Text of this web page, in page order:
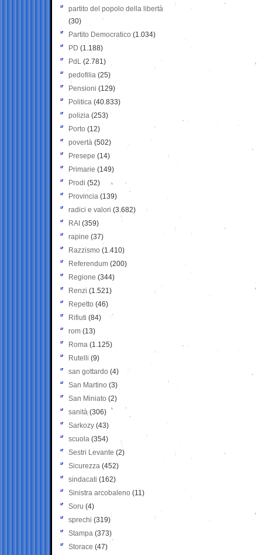
partito del popolo della libertà
(30)
Partito Democratico (1.034)
PD (1.188)
PdL (2.781)
pedofilia (25)
Pensioni (129)
Politica (40.833)
polizia (253)
Porto (12)
povertà (502)
Presepe (14)
Primarie (149)
Prodi (52)
Provincia (139)
radici e valori (3.682)
RAI (359)
rapine (37)
Razzismo (1.410)
Referendum (200)
Regione (344)
Renzi (1.521)
Repetto (46)
Rifiuti (84)
rom (13)
Roma (1.125)
Rutelli (9)
san gottardo (4)
San Martino (3)
San Miniato (2)
sanità (306)
Sarkozy (43)
scuola (354)
Sestri Levante (2)
Sicurezza (452)
sindacati (162)
Sinistra arcobaleno (11)
Soru (4)
sprechi (319)
Stampa (373)
Storace (47)